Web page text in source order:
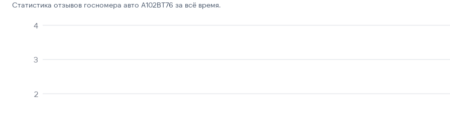
Статистика отзывов госномера авто А102ВТ76 за всё время.
2
3
4